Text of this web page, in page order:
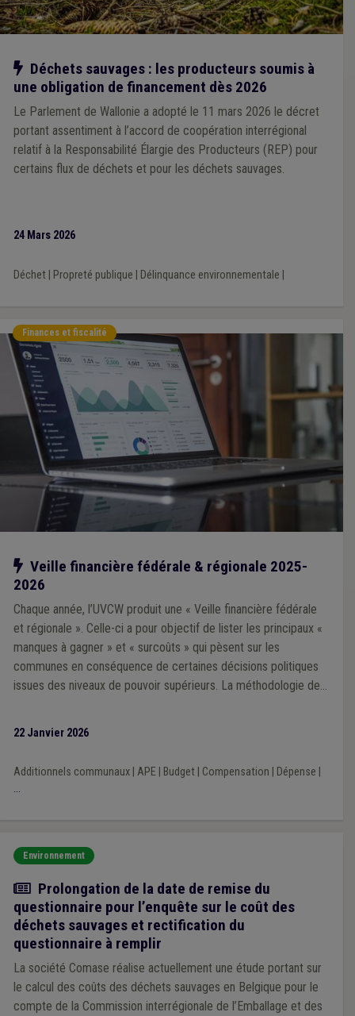
Notre action
Déchets sauvages : les producteurs soumis à
une obligation de financement dès 2026
Le Parlement de Wallonie a adopté le 11 mars 2026 le décret
portant assentiment à l’accord de coopération interrégional
relatif à la Responsabilité Élargie des Producteurs (REP) pour
certains flux de déchets et pour les déchets sauvages.
24 Mars 2026
Déchet| Propreté publique Délinquance environnementale
Finances et fiscalité
Notre action
Veille financière fédérale & régionale 2025-
2026
Chaque année, l’UVCW produit une « Veille financière fédérale
et régionale ». Celle-ci a pour objectif de lister les principaux «
manques à gagner » et « surcoûts » qui pèsent sur les
communes en conséquence de certaines décisions politiques
issues des niveaux de pouvoir supérieurs. La méthodologie de
22 Janvier 2026
Additionnels communaux| APE Budget| Compensation Dépense
...
Environnement
Actualité
Prolongation de la date de remise du
questionnaire pour l’enquête sur le coût des
déchets sauvages et rectification du
questionnaire à remplir
La société Comase réalise actuellement une étude portant sur
le calcul des coûts des déchets sauvages en Belgique pour le
compte de la Commission interrégionale de l’Emballage et des